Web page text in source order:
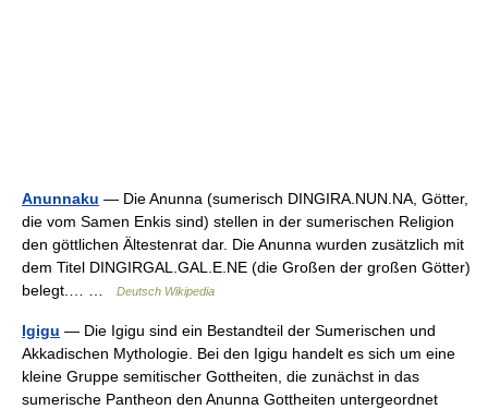
Anunnaku — Die Anunna (sumerisch DINGIRA.NUN.NA, Götter,
die vom Samen Enkis sind) stellen in der sumerischen Religion
den göttlichen Ältestenrat dar. Die Anunna wurden zusätzlich mit
dem Titel DINGIRGAL.GAL.E.NE (die Großen der großen Götter)
belegt.… …
Deutsch Wikipedia
Igigu — Die Igigu sind ein Bestandteil der Sumerischen und
Akkadischen Mythologie. Bei den Igigu handelt es sich um eine
kleine Gruppe semitischer Gottheiten, die zunächst in das
sumerische Pantheon den Anunna Gottheiten untergeordnet